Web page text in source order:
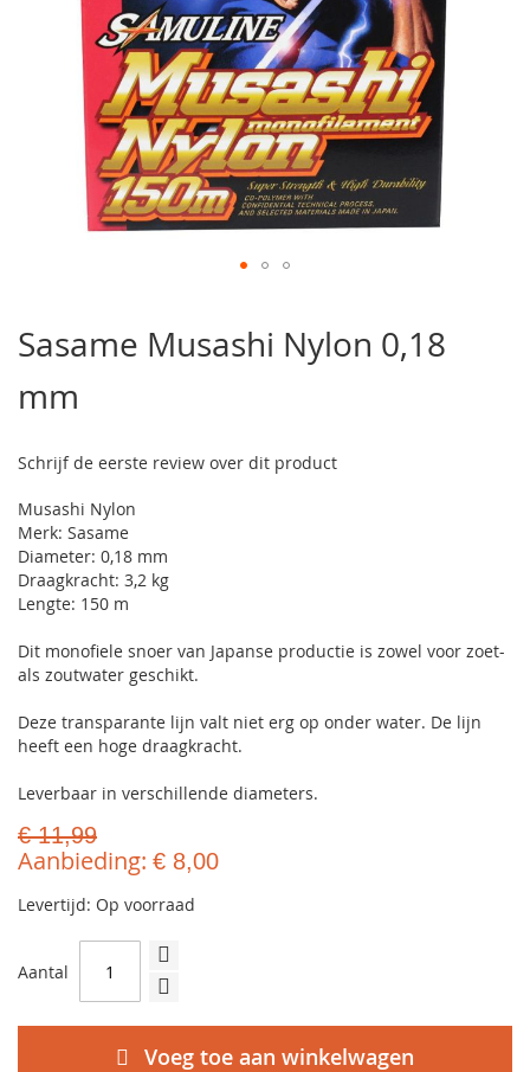
het
begin
van
de
gallerij
Sasame Musashi Nylon 0,18
mm
Schrijf de eerste review over dit product
Musashi Nylon
Merk: Sasame
Diameter: 0,18 mm
Draagkracht: 3,2 kg
Lengte: 150 m
Dit monofiele snoer van Japanse productie is zowel voor zoet-
als zoutwater geschikt.
Deze transparante lijn valt niet erg op onder water. De lijn
heeft een hoge draagkracht.
Leverbaar in verschillende diameters.
€ 11,99
Aanbieding € 8,00
Levertijd: Op voorraad
Aantal
Voeg toe aan winkelwagen